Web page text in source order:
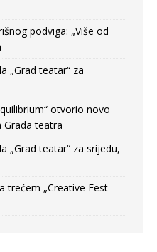
podviga: „Više od
„Grad teatar“ za
otvorio novo
teatra
„Grad teatar“ za srijedu,
trećem „Creative Fest